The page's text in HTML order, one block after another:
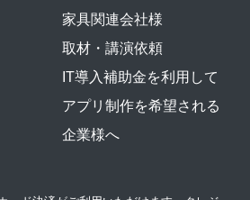
家具関連会社様
取材・講演依頼
IT導入補助金を利用して
アプリ制作を希望される
企業様へ